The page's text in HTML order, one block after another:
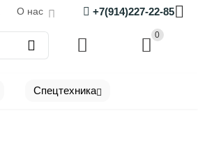
+7(914)227-22-85
О нас
0
Спецтехника